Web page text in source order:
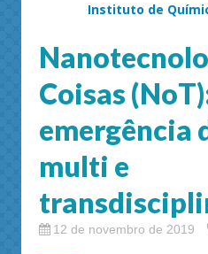
Instituto de
Coisas
emergência
multi e
12 de novembro de 2019